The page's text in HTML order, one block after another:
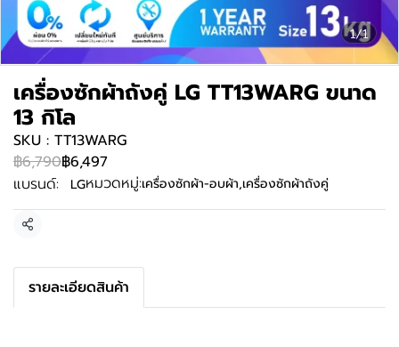
1/1
เครื่องซักผ้าถังคู่ LG TT13WARG ขนาด
13 กิโล
SKU : TT13WARG
฿6,790฿6,497
แบรนด์:
LGหมวดหมู่:เครื่องซักผ้า-อบผ้า,เครื่องซักผ้าถังคู่
แชร์
รายละเอียดสินค้า